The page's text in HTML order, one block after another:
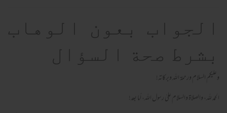
الجواب بعون الوهاب
بشرط صحة السؤال
وعلیکم السلام ورحمة اللہ وبرکاته!
الحمد لله، والصلاة والسلام علىٰ رسول الله، أما بعد!